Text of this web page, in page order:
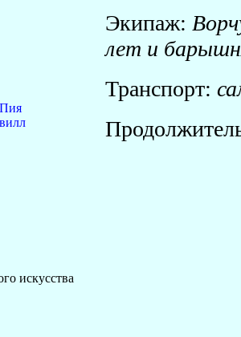
искусства
Экипаж:
лет и
Транспорт: